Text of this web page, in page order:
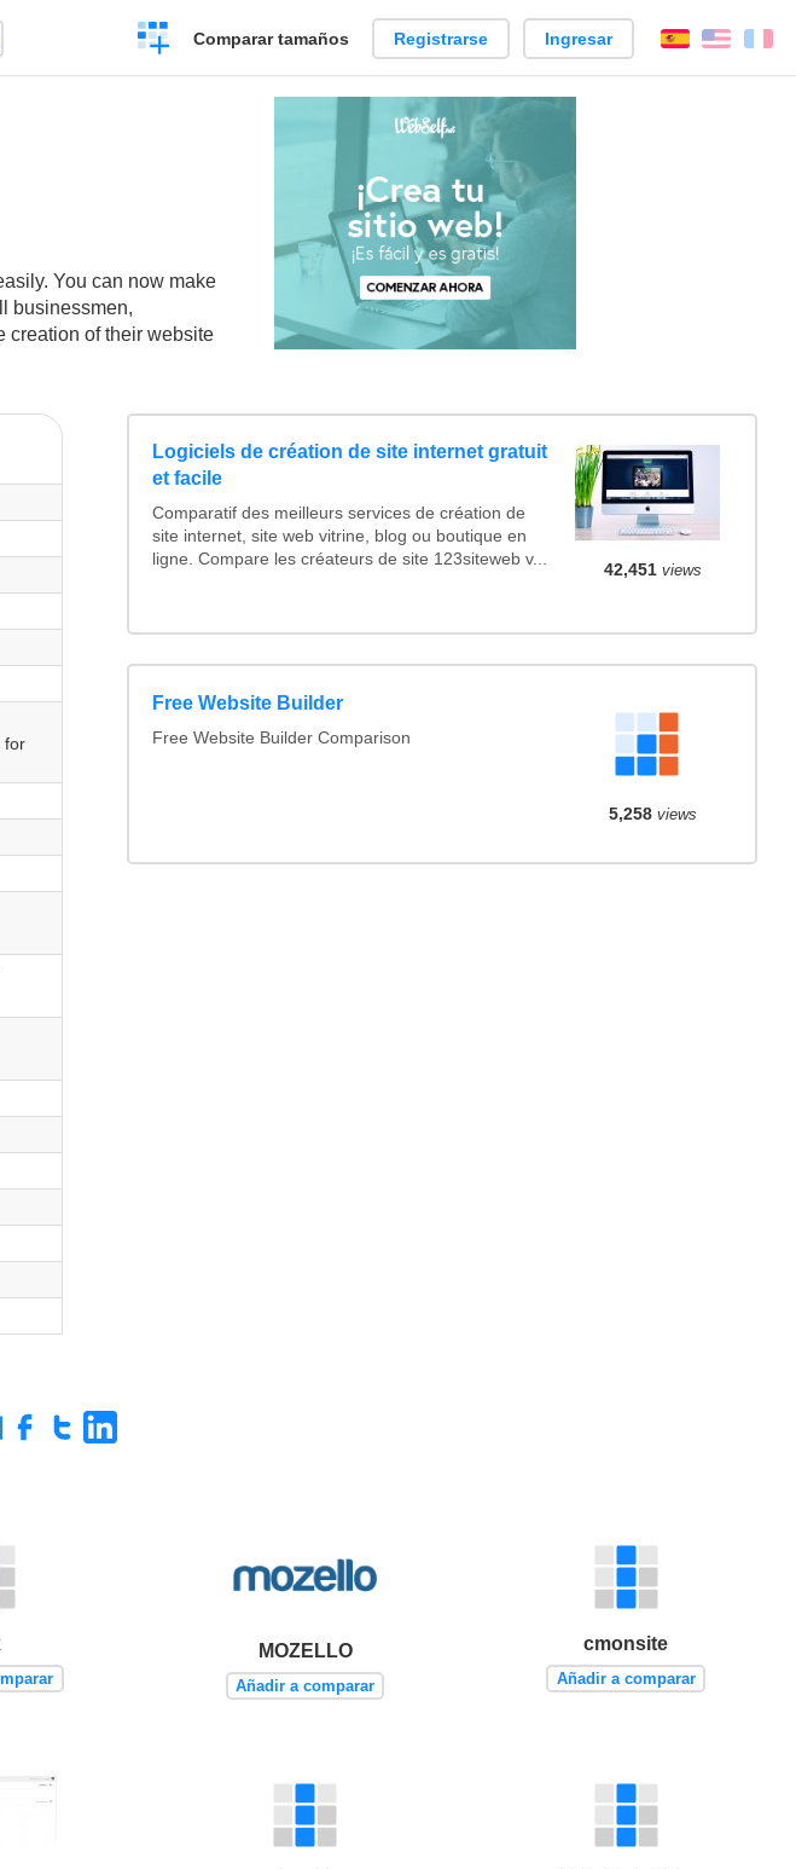
Crear
una
Comparar tamaños Registrarse Ingresar EspañolEnglish
You can now make
businessmen,
creation of their website
for
Logiciels de création de site internet gratuit
et facile
Comparatif des meilleurs services de création de
site internet, site web vitrine, blog ou boutique en
ligne. Compare les créateurs de site 123siteweb v...
42,451views
Free Website Builder
Free Website Builder Comparison
5,258views
MOZELLO
Añadir a comparar
cmonsite
Añadir a comparar